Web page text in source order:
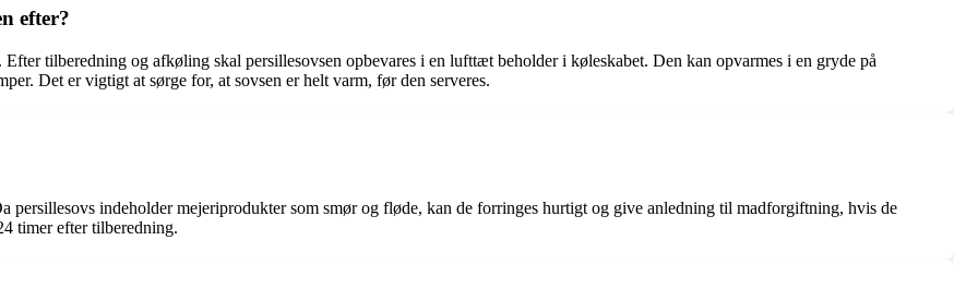
efter?
tilberedning og afkøling skal persillesovsen opbevares i en lufttæt beholder i køleskabet. Den kan opvarmes i en gryde på
Det er vigtigt at sørge for, at sovsen er helt varm, før den serveres.
persillesovs indeholder mejeriprodukter som smør og fløde, kan de forringes hurtigt og give anledning til madforgiftning, hvis de
timer efter tilberedning.